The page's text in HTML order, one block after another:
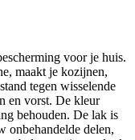
voor je huis.
maakt je kozijnen,
tegen wisselende
en vorst. De kleur
behouden. De lak is
onbehandelde delen,